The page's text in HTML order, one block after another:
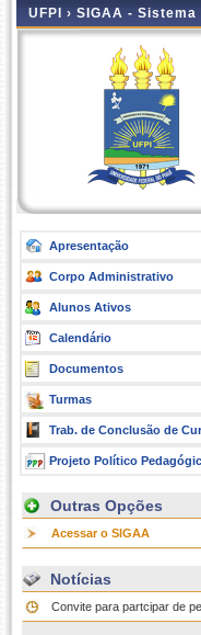
UFPI › SIGAA -
Apresentação
Corpo Administrativo
Alunos Ativos
Calendário
Documentos
Turmas
Trab. de Conclusão de
Projeto Político
Outras Opções
Acessar o SIGAA
Notícias
Convite para partcipar de